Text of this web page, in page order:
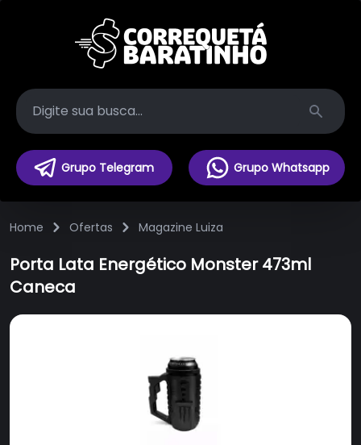
Search
Grupo Telegram Grupo Whatsapp
Home Ofertas Magazine Luiza
Porta Lata Energético Monster 473ml
Caneca